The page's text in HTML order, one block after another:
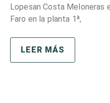
Lopesan Costa Meloneras
Faro en la planta 1ª,
LEER MÁS